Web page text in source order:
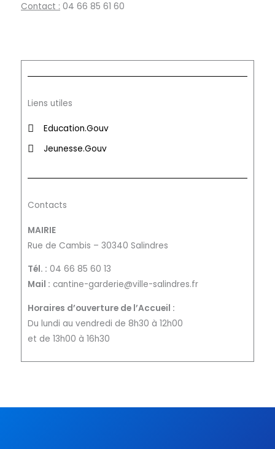
Contact : 04 66 85 61 60
Liens utiles
Education.Gouv
Jeunesse.Gouv
Contacts
MAIRIE
Rue de Cambis – 30340 Salindres
Tél. : 04 66 85 60 13
Mail : cantine-garderie@ville-salindres.fr
Horaires d’ouverture de l’Accueil :
Du lundi au vendredi de 8h30 à 12h00
et de 13h00 à 16h30